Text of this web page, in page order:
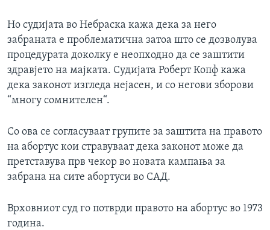
Но судијата во Небраска кажа дека за него
забраната е проблематична затоа што се дозволува
процедурата доколку е неопходно да се заштити
здравјето на мајката. Судијата Роберт Копф кажа
дека законот изгледа нејасен, и со негови зборови
“многу сомнителен“.
Со ова се согласуваат групите за заштита на правото
на абортус кои стравуваат дека законот може да
претставува прв чекор во новата кампања за
забрана на сите абортуси во САД.
Врховниот суд го потврди правото на абортус во 1973
година.